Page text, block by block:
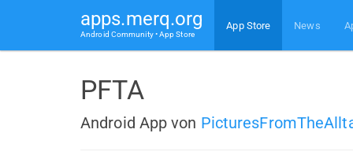
apps.merq.org
Android Community • App Store
App Store News
PFTA
Android App von